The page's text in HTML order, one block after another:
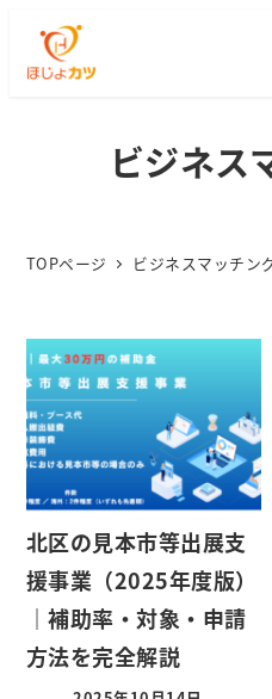
ビジネス
TOPページ ビジネスマッチン
北区の見本市等出展支
援事業（2025年度版）
｜補助率・対象・申請
方法を完全解説